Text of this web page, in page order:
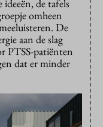
de tafels
omheen
De
aan de slag
PTSS-patiënten
dat er minder